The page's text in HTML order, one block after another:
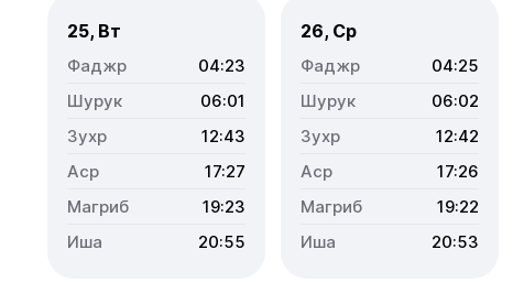
25, Вт
04:23
06:01
12:43
17:27
19:23
20:55
26, Ср
04:25
06:02
12:42
17:26
19:22
20:53